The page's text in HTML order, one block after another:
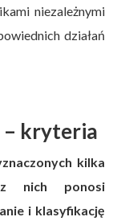
niezależnymi
działań
– kryteria
kilka
nich ponosi
i klasyfikację